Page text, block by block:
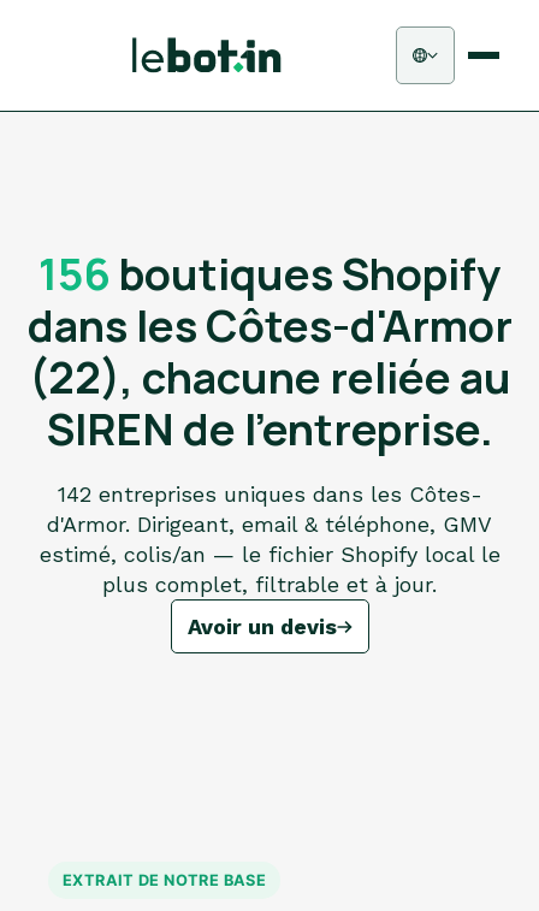
156 boutiques Shopify
dans les Côtes-d'Armor
(22), chacune reliée au
SIREN de l'entreprise.
142 entreprises uniques dans les Côtes-
d'Armor. Dirigeant, email & téléphone, GMV
estimé, colis/an — le fichier Shopify local le
plus complet, filtrable et à jour.
Avoir un devis
EXTRAIT DE NOTRE BASE